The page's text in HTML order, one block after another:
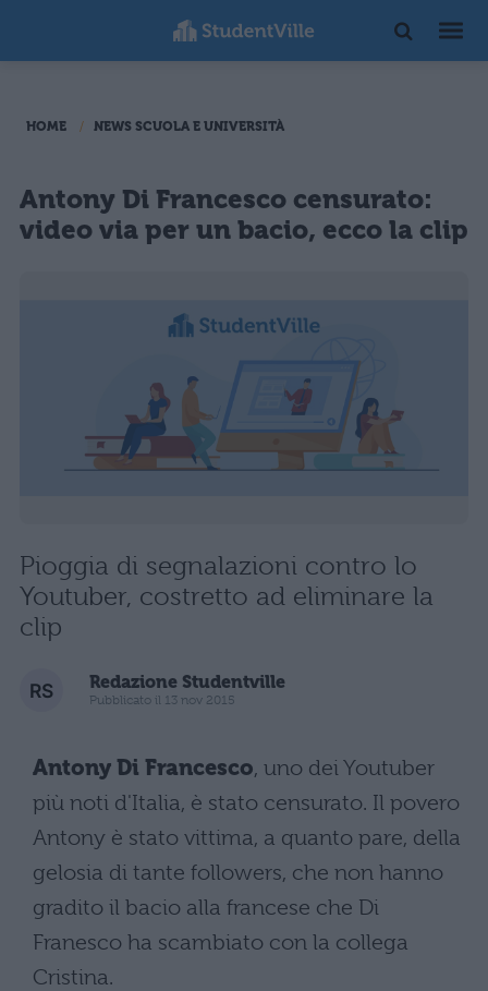
HOME NEWS SCUOLA E UNIVERSITÀ
Antony Di Francesco censurato:
video via per un bacio, ecco la clip
Pioggia di segnalazioni contro lo
Youtuber, costretto ad eliminare la
clip
Redazione Studentville
Pubblicato il 13 nov 2015
Antony Di Francesco, uno dei Youtuber
più noti d'Italia, è stato censurato. Il povero
Antony è stato vittima, a quanto pare, della
gelosia di tante followers, che non hanno
gradito il bacio alla francese che Di
Franesco ha scambiato con la collega
Cristina.